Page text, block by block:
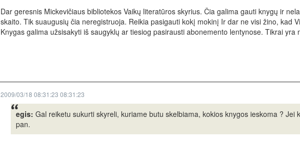
Dar geresnis Mickevičiaus bibliotekos Vaikų literatūros skyrius. Čia galima gauti knygų ir
skaito. Tik suaugusių čia neregistruoja. Reikia pasigauti kokį mokinį Ir dar ne visi žino, kad
Knygas galima užsisakyti iš saugyklų ar tiesiog pasirausti abonemento lentynose. Tikrai yra
2009/03/18 08:31:23 08:31:23
egis: Gal reiketu sukurti skyreli, kuriame butu skelbiama, kokios knygos ieskoma ?
pan.